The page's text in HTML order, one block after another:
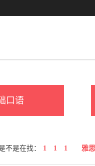
口语
不是在找： 1 1 1 雅思